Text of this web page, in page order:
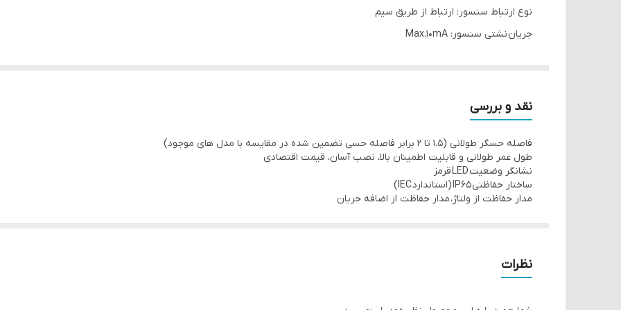
نوع ارتباط سنسور: ارتباط از طریق سیم
جریان نشتی سنسور: Max.10mA
ولتاژ قابل تحمل سنسور:
1500VAC 50/60Hz for 1minute
محدوده دمای محیط سنسور: منفی 25 الی مثبت 60 درجه سانتی گراد بدون یخ زدگی
محدوده رطوبت محیط سنسور:
نقد و بررسی
فاصله حسگر طولانی (1.5 تا 2 برابر فاصله حسی تضمین شده در مقایسه با مدل های موجود)
طول عمر طولانی و قابلیت اطمینان بالا، نصب آسان، قیمت اقتصادی
نشانگر وضعیت LED قرمز
ساختار حفاظتی IP65 (استاندارد IEC)
مدار حفاظت از ولتاژ، مدار حفاظت از اضافه جریان
نظرات